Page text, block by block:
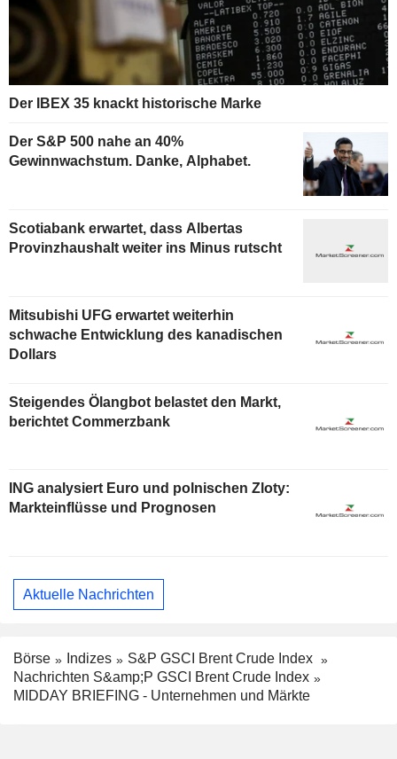
Der IBEX 35 knackt historische Marke
Der S&P 500 nahe an 40%
Gewinnwachstum. Danke, Alphabet.
Scotiabank erwartet, dass Albertas
Provinzhaushalt weiter ins Minus rutscht
Mitsubishi UFG erwartet weiterhin
schwache Entwicklung des kanadischen
Dollars
Steigendes Ölangbot belastet den Markt,
berichtet Commerzbank
ING analysiert Euro und polnischen Zloty:
Markteinflüsse und Prognosen
Aktuelle Nachrichten
Börse Indizes
S&P GSCI Brent Crude Index
Nachrichten S&amp;P GSCI Brent Crude Index
MIDDAY BRIEFING - Unternehmen und Märkte